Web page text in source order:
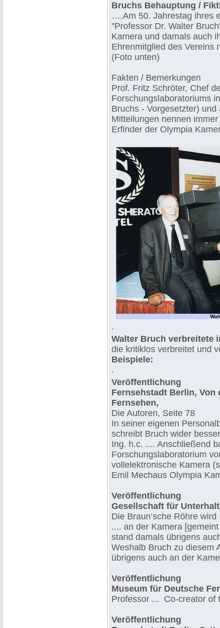
Bruchs Behauptung /
….Am 50. Jahrestag ihres
"Professor Dr. Walter
Kamera und damals auch
Ehrenmitglied des Vereins
(Foto unten)
Fakten / Bemerkungen
Prof. Fritz Schröter, Chef
Forschungslaboratoriums
Bruchs - Vorgesetzter)
Mitteilungen nennen
Erfinder der Olympia
.
Walter Bruch verbreitete
die kritiklos verbreitet und
Beispiele:
.
Veröffentlichung
Fernsehstadt Berlin, Von
Fernsehen,
Die Autoren, Seite 78
In seiner eigenen
schreibt Bruch wider
Ing. h.c. .... Anschließend
Forschungslaboratorium
vollelektronische Kamera
Emil Mechaus Olympia
Veröffentlichung
Gesellschaft für
Die Braun’sche Röhre
.... an der Kamera
stand damals übrigens
Weshalb Bruch zu diesem
übrigens auch an der
Veröffentlichung
Museum für Deutsche
Professor ... Co-creator of
Veröffentlichung